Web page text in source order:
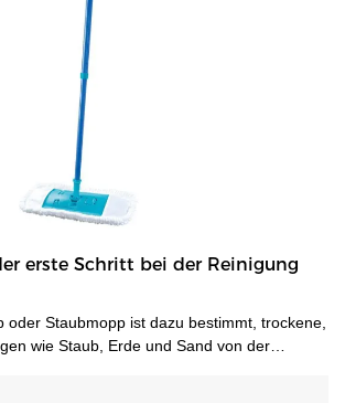
und wiederverwendet zu werden, und
Um 360 Grad drehbarer
das Arbeiten an bevorzugten Orten.-
hilft, schwer zugängliche Stellen zu
Klettverschlüssen zum leichteren
machen.
erste Schritt bei der Reinigung
oder Staubmopp ist dazu bestimmt, trockene,
wie Staub, Erde und Sand von der